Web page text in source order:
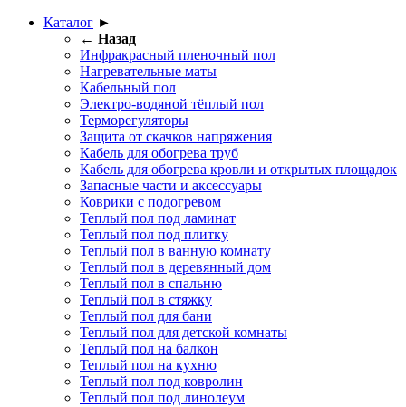
Каталог ►
← Назад
Инфракрасный пленочный пол
Нагревательные маты
Кабельный пол
Электро-водяной тёплый пол
Терморегуляторы
Защита от скачков напряжения
Кабель для обогрева труб
Кабель для обогрева кровли и открытых площадок
Запасные части и аксессуары
Коврики с подогревом
Теплый пол под ламинат
Теплый пол под плитку
Теплый пол в ванную комнату
Теплый пол в деревянный дом
Теплый пол в спальню
Теплый пол в стяжку
Теплый пол для бани
Теплый пол для детской комнаты
Теплый пол на балкон
Теплый пол на кухню
Теплый пол под ковролин
Теплый пол под линолеум